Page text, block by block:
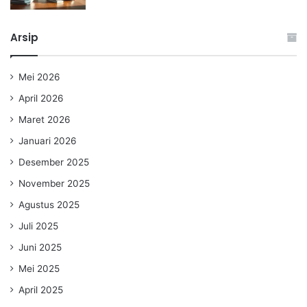
Arsip
Mei 2026
April 2026
Maret 2026
Januari 2026
Desember 2025
November 2025
Agustus 2025
Juli 2025
Juni 2025
Mei 2025
April 2025